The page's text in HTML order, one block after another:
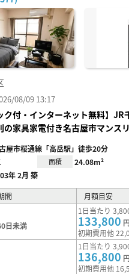
08/09 13:17
ク付・インターネット無料】JR
の家具家電付き名古屋市マンス
屋市桜通線「高岳駅」徒歩20分
面積 24.08m²
年 2月 築
間 月額目安
日未満
1日当たり
133,800
初期費用他
1日当たり
136,800
初期費用他